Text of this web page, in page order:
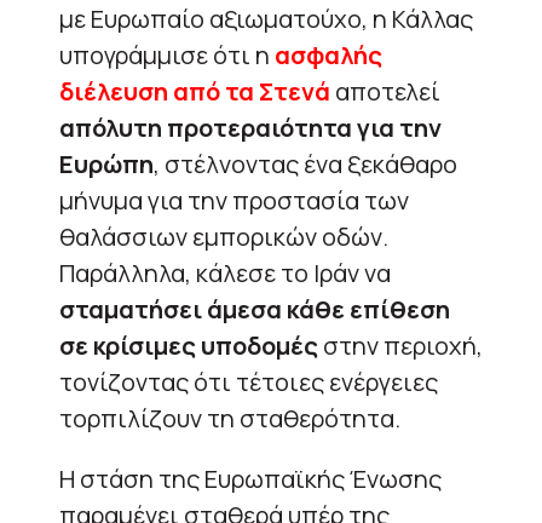
με Ευρωπαίο αξιωματούχο, η Κάλλας
υπογράμμισε ότι η ασφαλής
διέλευση από τα Στενά αποτελεί
απόλυτη προτεραιότητα για την
Ευρώπη, στέλνοντας ένα ξεκάθαρο
μήνυμα για την προστασία των
θαλάσσιων εμπορικών οδών.
Παράλληλα, κάλεσε το Ιράν να
σταματήσει άμεσα κάθε επίθεση
σε κρίσιμες υποδομέςστην περιοχή,
τονίζοντας ότι τέτοιες ενέργειες
τορπιλίζουν τη σταθερότητα.
Η στάση της Ευρωπαϊκής Ένωσης
παραμένει σταθερά υπέρ της